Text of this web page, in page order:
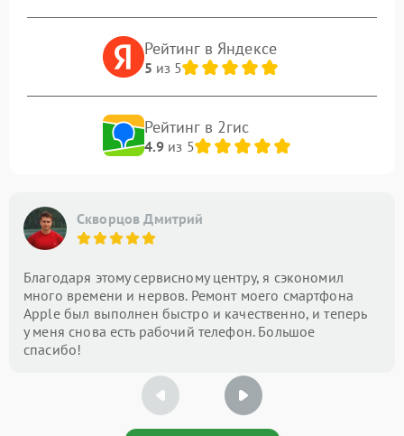
Рейтинг в Яндексе
5 из 5
Рейтинг в 2гис
4.9из 5
Скворцов Дмитрий
Благодаря этому сервисному центру, я сэкономил
много времени и нервов. Ремонт моего смартфона
Apple был выполнен быстро и качественно, и теперь
у меня снова есть рабочий телефон. Большое
спасибо!